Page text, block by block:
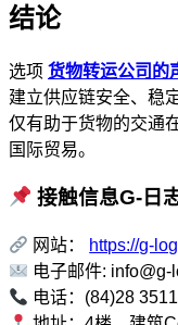
结论
选项 货物转运公司的
建立供应链安全、稳
仅有助于货物的交通
国际贸易。
接触信息G-日志
网站：
https://g-
电子邮件: info@g-
电话：(84)28